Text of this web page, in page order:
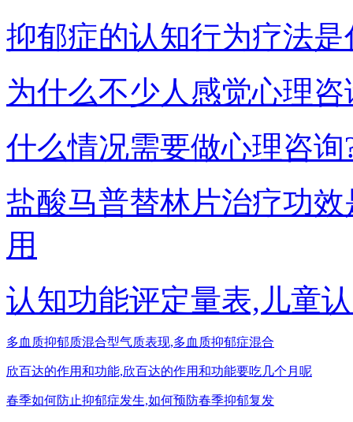
抑郁症的认知行为疗法
为什么不少人感觉心理
什么情况需要做心理咨询
盐酸马普替林片治疗功
用
认知功能评定量表,儿童
多血质抑郁质混合型气质表现,多血质抑郁症混合
欣百达的作用和功能,欣百达的作用和功能要吃几个月呢
春季如何防止抑郁症发生,如何预防春季抑郁复发